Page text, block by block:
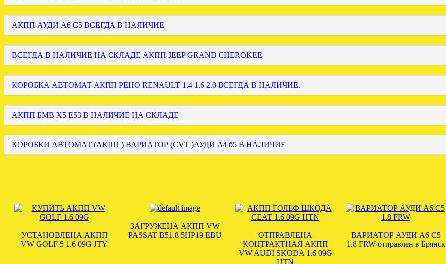
АКПП АУДИ А6 С5 ВСЕГДА В НАЛИЧИЕ
ВСЕГДА В НАЛИЧИЕ НА СКЛАДЕ АКПП JEEP GRAND CHEROKEE
КОРОБКА АВТОМАТ АКПП РЕНО RENAULT 1.4 1.6 2.0 ВСЕГДА В НАЛИЧИЕ.
АКПП БМВ Х5 Е53 В НАЛИЧИЕ НА СКЛАДЕ
КОРОБКИ АВТОМАТ (АКПП ) ВАРИАТОР (CVT )АУДИ А4 б5 В НАЛИЧИЕ
УСТАНОВЛЕНА АКПП
VW GOLF 5 1.6 09G JTY
ЗАГРУЖЕНА АКПП VW
PASSAT B51.8 5HP19 EBU
ОТПРАВЛЕНА
КОНТРАКТНАЯ АКПП
VW AUDI SKODA 1.6 09G
HTN
ВАРИАТОР АУДИ А6 С5
1.8 FRW отправлен в Брянск